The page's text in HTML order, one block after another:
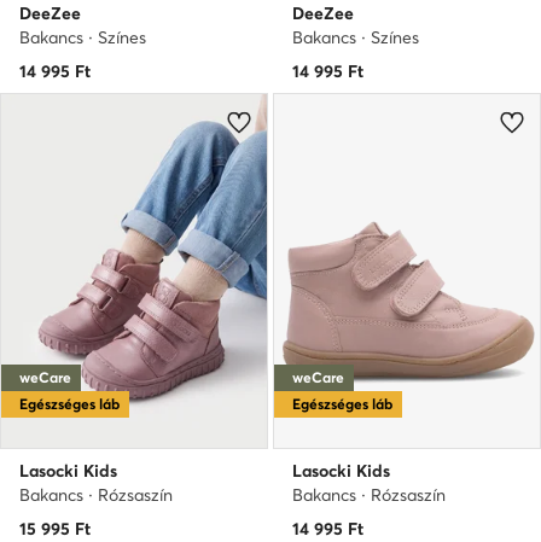
DeeZee
Bakancs · Színes
14 995 Ft
DeeZee
Bakancs · Színes
14 995 Ft
weCare
Egészséges láb
Lasocki Kids
Bakancs · Rózsaszín
15 995 Ft
weCare
Egészséges láb
Lasocki Kids
Bakancs · Rózsaszín
14 995 Ft